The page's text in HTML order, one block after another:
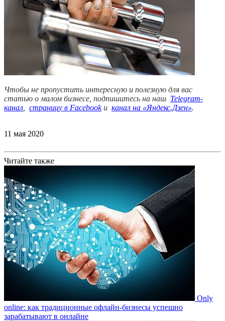
Чтобы не пропустить интересную и полезную для вас
статью о малом бизнесе, подпишитесь на наш Telegram-
канал
страницу в Facebookи канал на «Яндекс.Дзен».
11 мая 2020
Читайте также
Only
online: как традиционные офлайн-бизнесы успешно
зарабатывают в онлайне